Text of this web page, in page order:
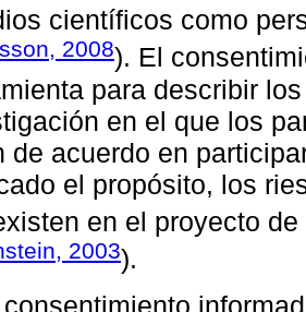
científicos como
2008). El
para describir
en el que los
de acuerdo en
el propósito, los
en el proyecto
2003).
consentimiento